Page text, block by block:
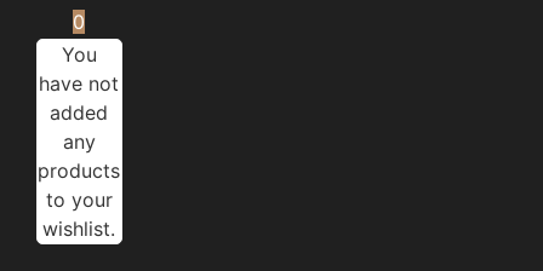
0
You
have not
added
any
products
to your
wishlist.